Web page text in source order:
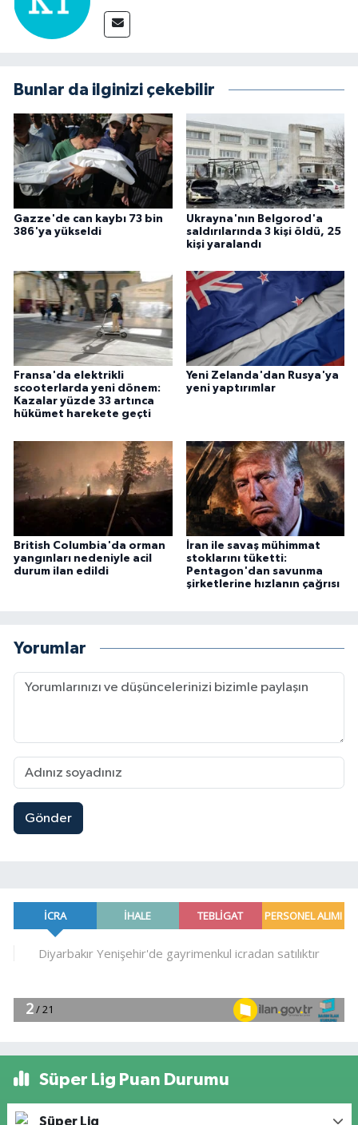
Bunlar da ilginizi çekebilir
Gazze'de can kaybı 73 bin
386'ya yükseldi
Ukrayna'nın Belgorod'a
saldırılarında 3 kişi öldü, 25
kişi yaralandı
Fransa'da elektrikli
scooterlarda yeni dönem:
Kazalar yüzde 33 artınca
hükümet harekete geçti
Yeni Zelanda'dan Rusya'ya
yeni yaptırımlar
British Columbia'da orman
yangınları nedeniyle acil
durum ilan edildi
İran ile savaş mühimmat
stoklarını tüketti:
Pentagon'dan savunma
şirketlerine hızlanın çağrısı
Yorumlar
Gönder
Süper Lig Puan Durumu
Süper Lig